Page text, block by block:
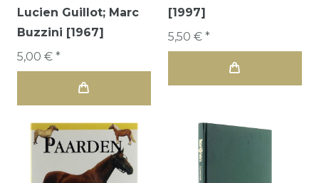
Lucien Guillot; Marc
Buzzini [1967]
5,00 € *
[1997]
5,50 € *